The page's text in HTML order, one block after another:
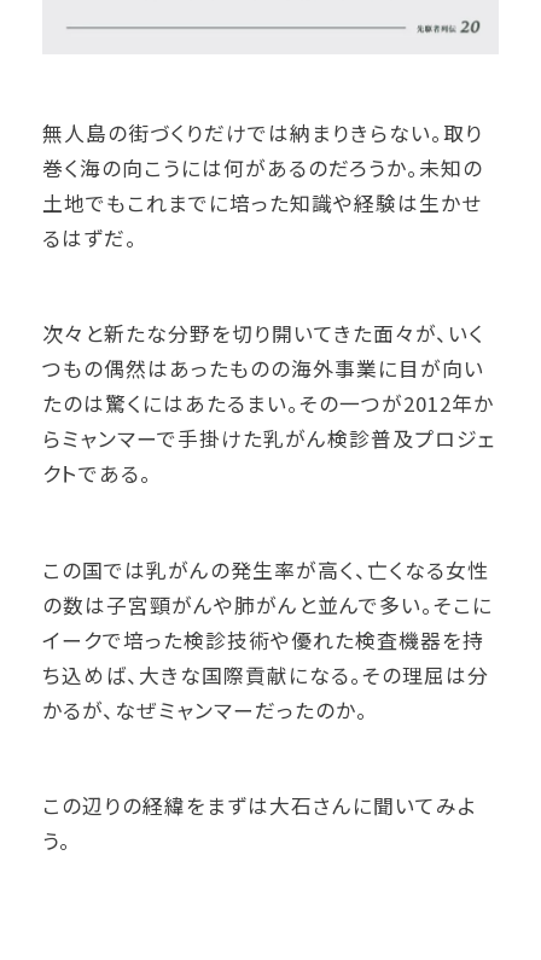
無人島の街づくりだけでは納まりきらない。取り
巻く海の向こうには何があるのだろうか。未知の
土地でもこれまでに培った知識や経験は生かせ
るはずだ。
次々と新たな分野を切り開いてきた面々が、いく
つもの偶然はあったものの海外事業に目が向い
たのは驚くにはあたるまい。その一つが2012年か
らミャンマーで手掛けた乳がん検診普及プロジェ
クトである。
この国では乳がんの発生率が高く、亡くなる女性
の数は子宮頸がんや肺がんと並んで多い。そこに
イークで培った検診技術や優れた検査機器を持
ち込めば、大きな国際貢献になる。その理屈は分
かるが、なぜミャンマーだったのか。
この辺りの経緯をまずは大石さんに聞いてみよ
う。